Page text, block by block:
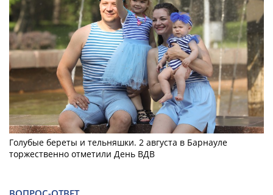
Голубые береты и тельняшки. 2 августа в Барнауле
торжественно отметили День ВДВ